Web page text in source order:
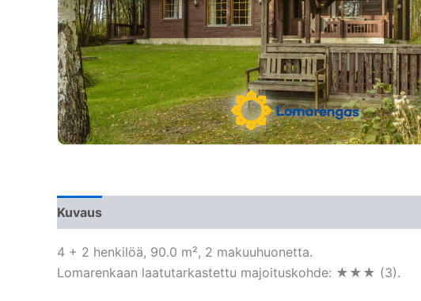
Kuvaus
4 + 2 henkilöä, 90.0 m², 2 makuuhuonetta.
Lomarenkaan laatutarkastettu majoituskohde: ★★★ (3).